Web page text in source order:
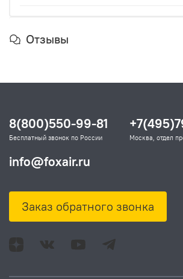
Отзывы
8(800)550-99-81
Бесплатный звонок по России Москва, отдел
info@foxair.ru
Заказ обратного звонка